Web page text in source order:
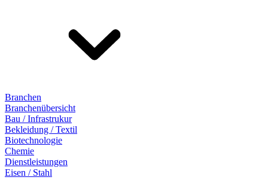
Branchen
Branchenübersicht
Bau / Infrastrukur
Bekleidung / Textil
Biotechnologie
Chemie
Dienstleistungen
Eisen / Stahl